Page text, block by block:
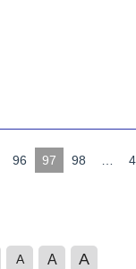
96 97 98
A A A